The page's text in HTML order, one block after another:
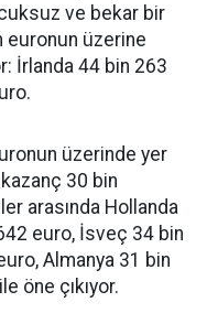
ve bekar bir
euronun üzerine
İrlanda 44 bin 263
üzerinde yer
30 bin
arasında Hollanda
euro, İsveç 34 bin
Almanya 31 bin
öne çıkıyor.